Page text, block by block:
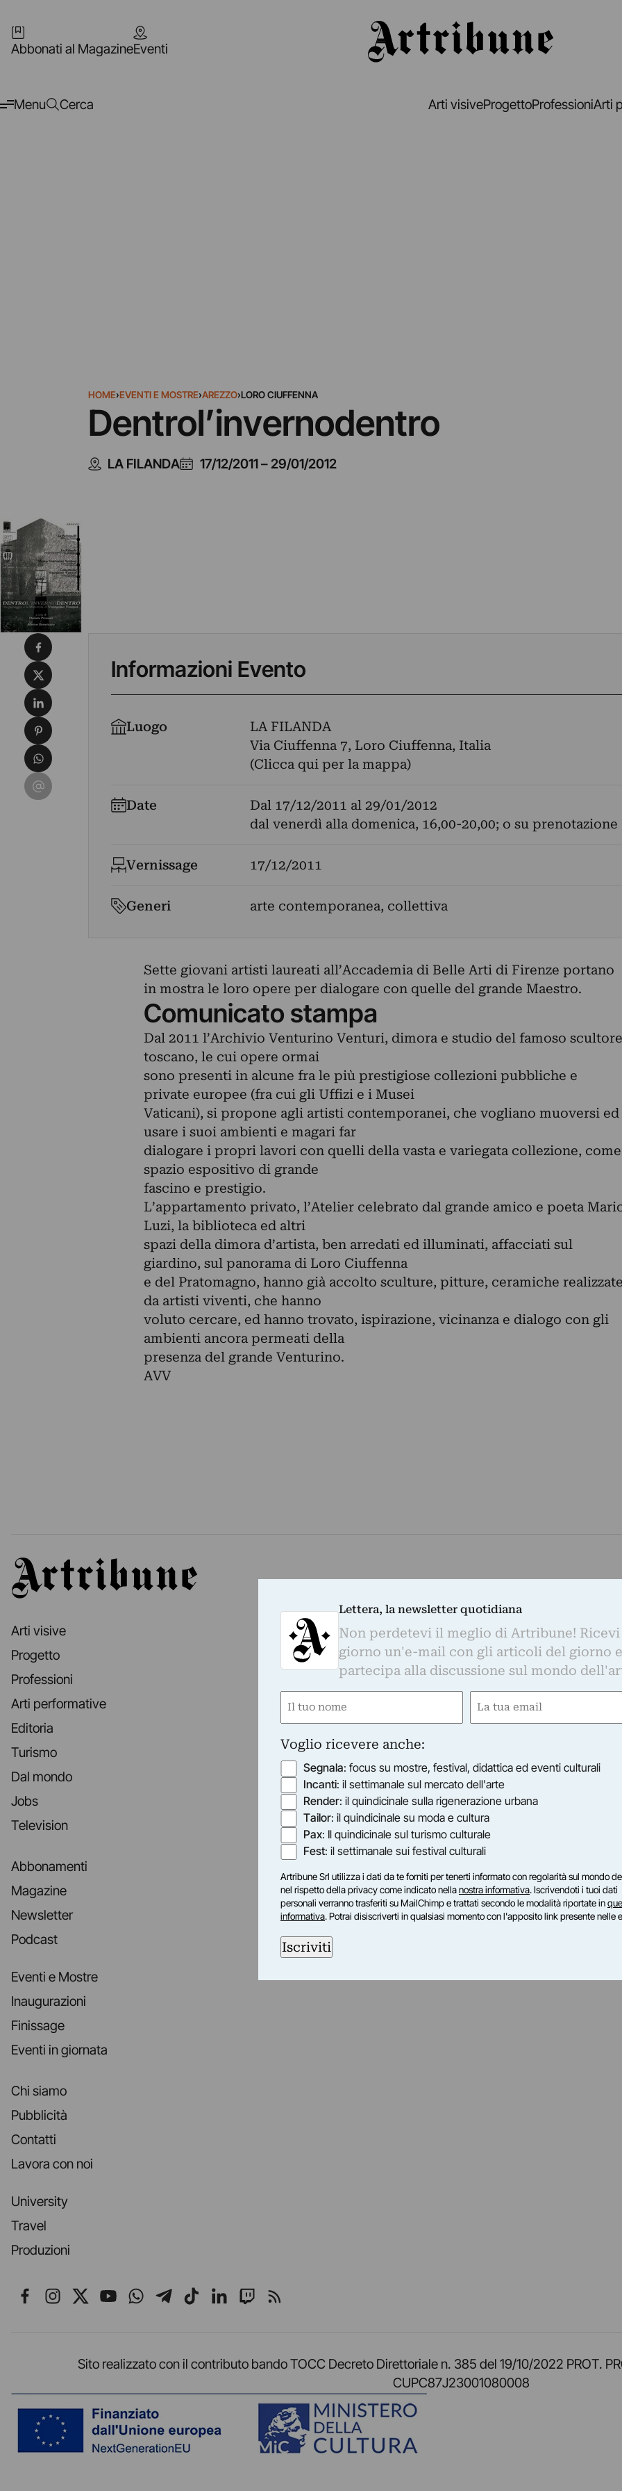
Abbonati al MagazineEventi
Menu Cerca Arti visiveProgettoProfessioniArti
HOME›EVENTI E MOSTRE›AREZZO›LORO CIUFFENNA
Dentrol’invernodentro
LA FILANDA 17/12/2011– 29/01/2012
Informazioni Evento
Luogo
LA FILANDA
Via Ciuffenna 7, Loro Ciuffenna, Italia
(Clicca qui per la mappa)
Date Dal 17/12/2011 al 29/01/2012
dal venerdì alla domenica, 16,00-20,00; o su prenotazione
Vernissage 17/12/2011
Generi arte contemporanea, collettiva
Sette giovani artisti laureati all’Accademia di Belle Arti di Firenze portano
in mostra le loro opere per dialogare con quelle del grande Maestro.
Comunicato stampa
Dal 2011 l’Archivio Venturino Venturi, dimora e studio del famoso scultore
toscano, le cui opere ormai
sono presenti in alcune fra le più prestigiose collezioni pubbliche e
private europee (fra cui gli Uffizi e i Musei
Vaticani), si propone agli artisti contemporanei, che vogliano muoversi ed
usare i suoi ambienti e magari far
dialogare i propri lavori con quelli della vasta e variegata collezione, come
spazio espositivo di grande
fascino e prestigio.
L’appartamento privato, l’Atelier celebrato dal grande amico e poeta
Luzi, la biblioteca ed altri
spazi della dimora d’artista, ben arredati ed illuminati, affacciati sul
giardino, sul panorama di Loro Ciuffenna
e del Pratomagno, hanno già accolto sculture, pitture, ceramiche
da artisti viventi, che hanno
voluto cercare, ed hanno trovato, ispirazione, vicinanza e dialogo con gli
ambienti ancora permeati della
presenza del grande Venturino.
AVV
Condividi su Facebook
Condividi su X
Condividi su LinkedIn
Condividi su Pinterest
Condividi su WhatsApp
Condividi su Email
Artribune
Arti visive
Progetto
Professioni
Arti performative
Editoria
Turismo
Dal mondo
Jobs
Television
Abbonamenti
Magazine
Newsletter
Podcast
Eventi e Mostre
Inaugurazioni
Finissage
Eventi in giornata
Chi siamo
Pubblicità
Contatti
Lavora con noi
University
Travel
Produzioni
Seguici su Facebook
Seguici su Instagram
Seguici su X
Seguici su YouTube
Seguici su WhatsApp
Seguici su Telegram
Seguici su TikTok
Seguici su LinkedIn
Seguici su Twitch
Seguici su Rss
Sito realizzato con il contributo bando TOCC Decreto Direttoriale n. 385 del 19/10/2022 PROT.
CUPC87J23001080008
Lettera, la newsletter quotidiana
Non perdetevi il meglio di Artribune!
giorno un'e-mail con gli articoli del giorno
partecipa alla discussione sul mondo
Nome
Email
Voglio ricevere anche:
Segnala: focus su mostre, festival, didattica ed eventi culturali
Incanti: il settimanale sul mercato dell'arte
Render: il quindicinale sulla rigenerazione urbana
Tailor: il quindicinale su moda e cultura
Pax: Il quindicinale sul turismo culturale
Fest: il settimanale sui festival culturali
Artribune Srl utilizza i dati da te forniti per tenerti informato con regolarità sul mondo
nel rispetto della privacy come indicato nellanostra informativa. Iscrivendoti i tuoi dati
personali verranno trasferiti su MailChimp e trattati secondo le modalità riportate in
informativa. Potrai disiscriverti in qualsiasi momento con l'apposito link presente nelle
Iscriviti